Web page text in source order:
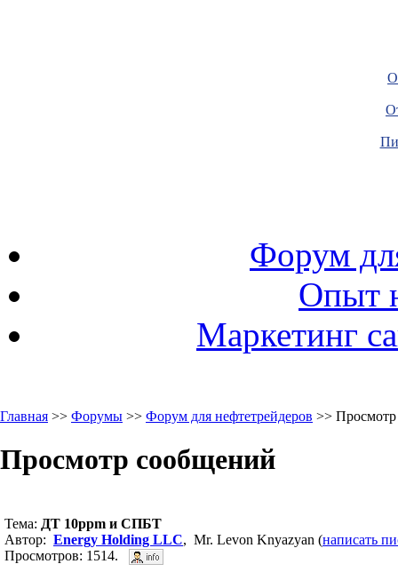
Форум
Опыт
Маркетинг
Главная >> Форумы >> Форум для нефтетрейдеров >>
Просмотр сообщений
Тема: ДТ 10ppm и СПБТ
Автор: Energy Holding LLC, Mr. Levon Knyazyan (написать
Просмотров: 1514.